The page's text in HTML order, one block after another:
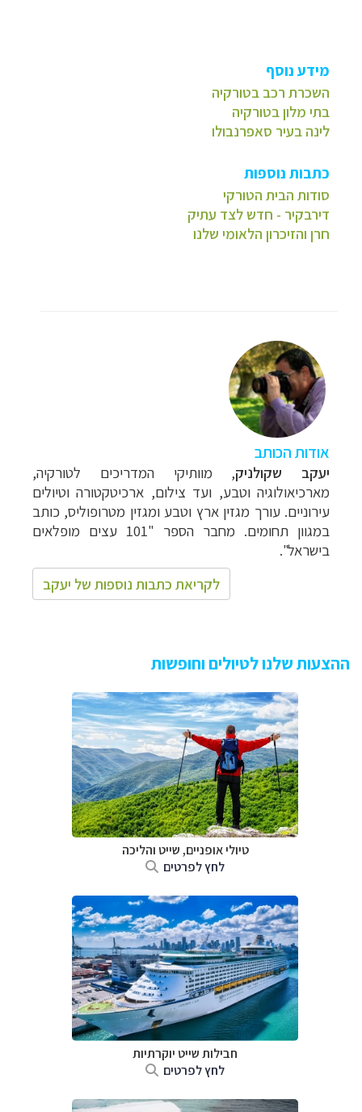
מידע נוסף
השכרת רכב בטורקיה
בתי מלון בטורקיה
לינה בעיר סאפרנבולו
כתבות נוספות
סודות הבית הטורקי
דירבקיר - חדש לצד עתיק
חרן והזיכרון הלאומי שלנו
אודות הכותב
יעקב שקולניק, מוותיקי המדריכים לטורקיה,
מארכיאולוגיה וטבע, ועד צילום, ארכיטקטורה וטיולים
עירוניים. עורך מגזין ארץ וטבע ומגזין מטרופוליס, כותב
במגוון תחומים. מחבר הספר
"101 עצים מופלאים
בישראל".
לקריאת כתבות נוספות של יעקב
ההצעות שלנו לטיולים וחופשות
טיולי אופניים, שייט והליכה
לחץ לפרטים
חבילות שייט יוקרתיות
לחץ לפרטים